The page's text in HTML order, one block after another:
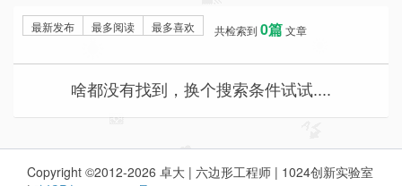
最新发布 最多阅读 最多喜欢 共检索到 0篇文章
啥都没有找到，换个搜索条件试试....
Copyright ©2012-2026 卓大 | 六边形工程师 | 1024创新实验室